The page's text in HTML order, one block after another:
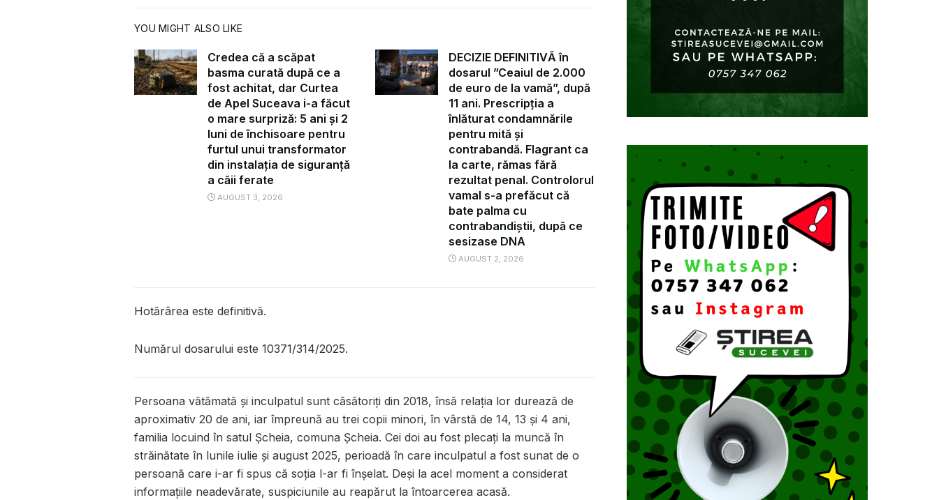
YOU MIGHT ALSO LIKE
Credea că a scăpat
basma curată după ce a
fost achitat, dar Curtea
de Apel Suceava i-a făcut
o mare surpriză: 5 ani și 2
luni de închisoare pentru
furtul unui transformator
din instalația de siguranță
a căii ferate
AUGUST 3, 2026
DECIZIE DEFINITIVĂ în
dosarul ”Ceaiul de 2.000
de euro de la vamă”, după
11 ani. Prescripția a
înlăturat condamnările
pentru mită și
contrabandă. Flagrant ca
la carte, rămas fără
rezultat penal. Controlorul
vamal s-a prefăcut că
bate palma cu
contrabandiștii, după ce
sesizase DNA
AUGUST 2, 2026
Hotărârea este definitivă.
Numărul dosarului este 10371/314/2025.
Persoana vătămată și inculpatul sunt căsătoriți din 2018, însă relația lor durează de
aproximativ 20 de ani, iar împreună au trei copii minori, în vârstă de 14, 13 și 4 ani,
familia locuind în satul Șcheia, comuna Șcheia. Cei doi au fost plecați la muncă în
străinătate în lunile iulie și august 2025, perioadă în care inculpatul a fost sunat de o
persoană care i-ar fi spus că soția l-ar fi înșelat. Deși la acel moment a considerat
informațiile neadevărate, suspiciunile au reapărut la întoarcerea acasă.